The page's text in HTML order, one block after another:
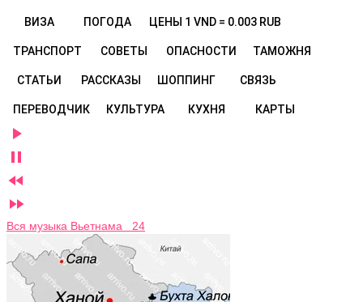
ВИЗА ПОГОДА ЦЕНЫ 1 VND = 0.003 RUB
ТРАНСПОРТ СОВЕТЫ ОПАСНОСТИ ТАМОЖНЯ
СТАТЬИ РАССКАЗЫ ШОППИНГ СВЯЗЬ
ПЕРЕВОДЧИК КУЛЬТУРА КУХНЯ КАРТЫ




Вся музыка Вьетнама 24